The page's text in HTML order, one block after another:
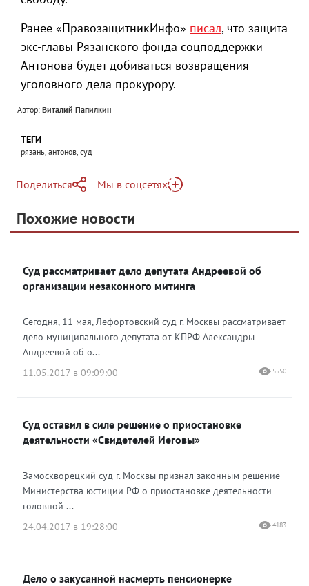
Ранее «ПравозащитникИнфо» писал, что защита
экс-главы Рязанского фонда соцподдержки
Антонова будет добиваться возвращения
уголовного дела прокурору.
Автор: Виталий Папилкин
ТЕГИ
рязань, антонов, суд
Поделиться
Telegram
Одноклассники
Мы в соцсетях
Яндекс Дзен
Похожие новости
Суд рассматривает дело депутата Андреевой об
организации незаконного митинга
Сегодня, 11 мая, Лефортовский суд г. Москвы рассматривает
дело муниципального депутата от КПРФ Александры
Андреевой об о...
11.05.2017 в 09:09:00
5550
Суд оставил в силе решение о приостановке
деятельности «Свидетелей Иеговы»
Замоскворецкий суд г. Москвы признал законным решение
Министерства юстиции РФ о приостановке деятельности
головной ...
24.04.2017 в 19:28:00
4183
Дело о закусанной насмерть пенсионерке